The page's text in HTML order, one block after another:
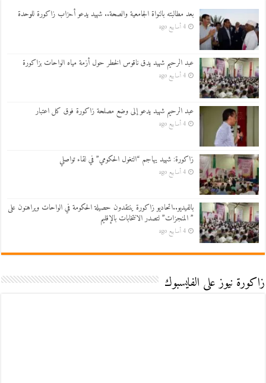
بعد مطالبته بالنواة الجامعية والصحة.. شهيد يدعو أحزاب زاكورة للوحدة
4 أسابيع ago
عبد الرحيم شهيد يدق ناقوس الخطر حول أزمة مياه الواحات بزاكورة
4 أسابيع ago
عبد الرحيم شهيد يدعو إلى وضع مصلحة زاكورة فوق كل اعتبار
4 أسابيع ago
زاكورة: شهيد يهاجم “التغول الحكومي” في لقاء تواصلي
4 أسابيع ago
بالفيديو..اتحاديو زاكورة ينتقدون حصيلة الحكومة في الواحات ويراهنون على
” المنجزات” لتصدر الانتخابات بالإقليم
4 أسابيع ago
زاكورة نيوز على الفايسبوك